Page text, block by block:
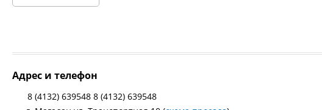
Адрес и телефон
8 (4132) 639548 8 (4132) 639548